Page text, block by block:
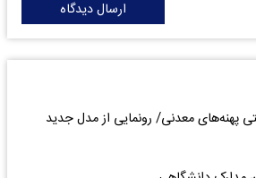
ارسال دیدگاه
پهنه‌های معدنی/ رونمایی از مدل جدید